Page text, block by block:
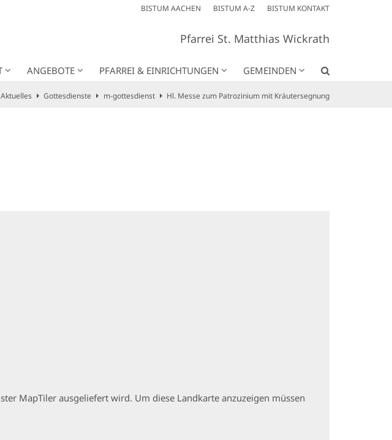
BISTUM AACHEN BISTUM A-Z BISTUM KONTAKT
Pfarrei St. Matthias Wickrath
ANGEBOTE PFARREI & EINRICHTUNGEN GEMEINDEN
Aktuelles Gottesdienste m-gottesdienst Hl. Messe zum Patrozinium mit Kräutersegnung
MapTiler ausgeliefert wird. Um diese Landkarte anzuzeigen müssen